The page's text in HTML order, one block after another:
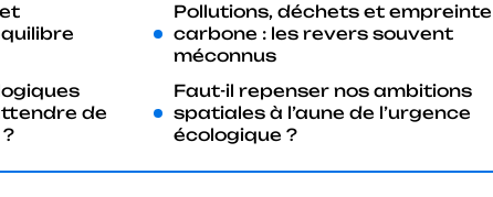
de
Pollutions, déchets et empreinte
carbone : les revers souvent
méconnus
Faut-il repenser nos ambitions
spatiales à l’aune de l’urgence
écologique ?